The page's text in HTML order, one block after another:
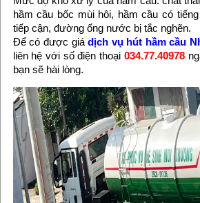
hầm cầu bốc mùi hôi, hầm cầu có
tiếp cận, đường ống nước bị tắc nghẽn.
Để có được giádịch vụ hút hầm cầu
liên hệ với số điện thoại 034.77.40978
bạn sẽ hài lòng.